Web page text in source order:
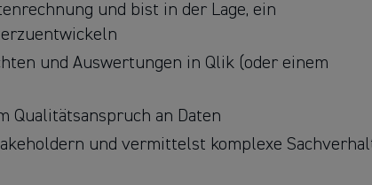
und bist in der Lage, ein
und Auswertungen in Qlik (oder einem
Qualitätsanspruch an Daten
und vermittelst komplexe